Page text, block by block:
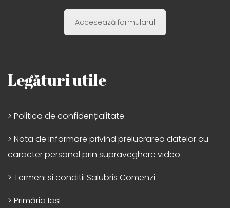
Accesează formularul
Legături utile
> Politica de confidențialitate
> Nota de informare privind prelucrarea datelor cu
caracter personal prin supraveghere video
> Termeni si conditii Salubris Comenzi
> Primăria Iași